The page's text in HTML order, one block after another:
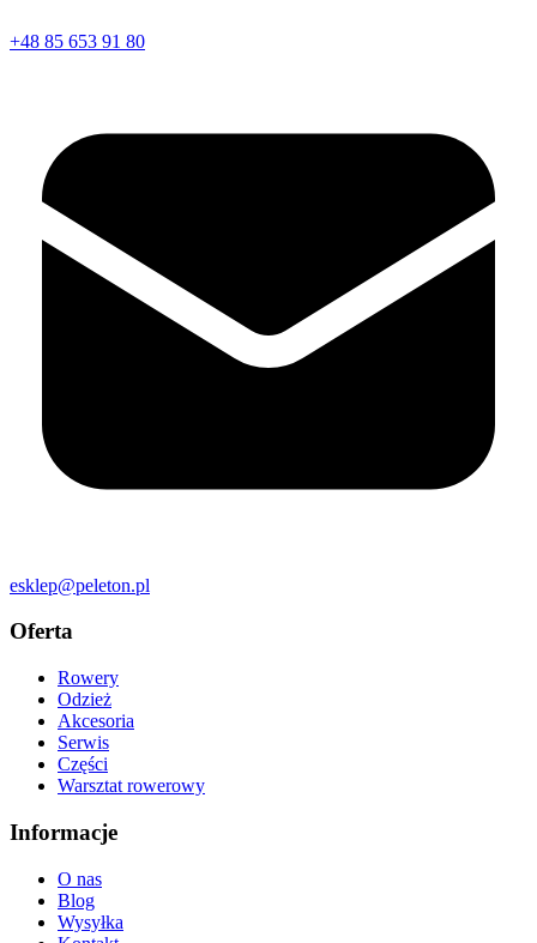
+48 85 653 91 80
esklep@peleton.pl
Oferta
Rowery
Odzież
Akcesoria
Serwis
Części
Warsztat rowerowy
Informacje
O nas
Blog
Wysyłka